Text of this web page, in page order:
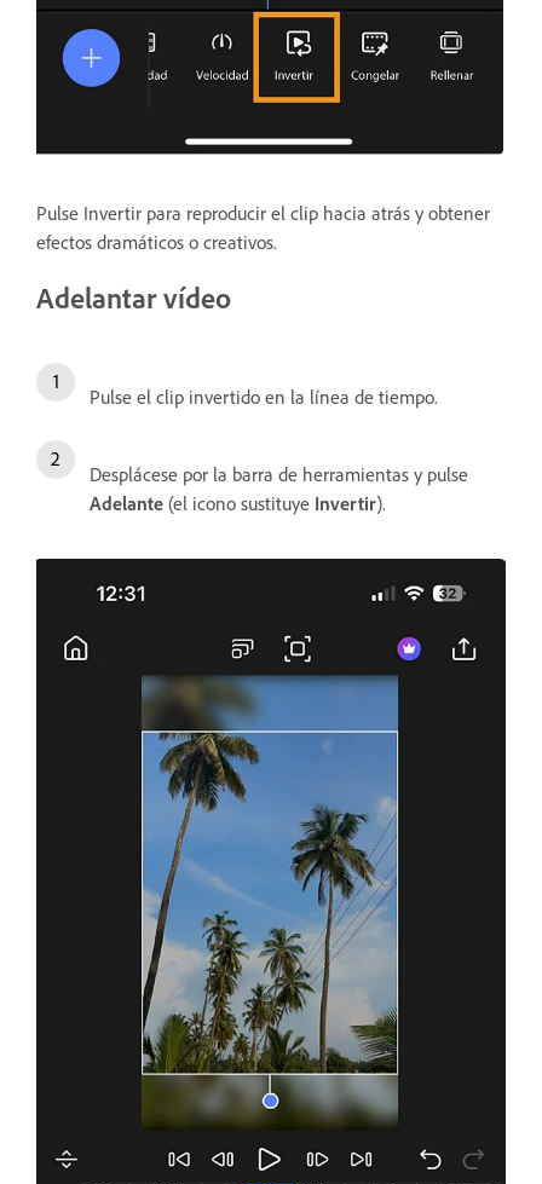
Pulse Invertir para reproducir el clip hacia atrás y obtener
efectos dramáticos o creativos.
Adelantar vídeo
Pulse el clip invertido en la línea de tiempo.
Desplácese por la barra de herramientas y pulse
Adelante (el icono sustituye Invertir).